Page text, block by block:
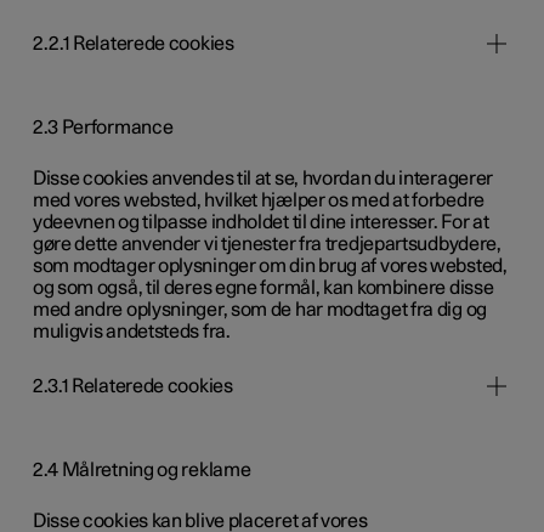
2.2.1 Relaterede cookies
2.3 Performance
Disse cookies anvendes til at se, hvordan du interagerer
med vores websted, hvilket hjælper os med at forbedre
ydeevnen og tilpasse indholdet til dine interesser. For at
gøre dette anvender vi tjenester fra tredjepartsudbydere,
som modtager oplysninger om din brug af vores websted,
og som også, til deres egne formål, kan kombinere disse
med andre oplysninger, som de har modtaget fra dig og
muligvis andetsteds fra.
2.3.1 Relaterede cookies
2.4 Målretning og reklame
Disse cookies kan blive placeret af vores